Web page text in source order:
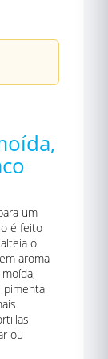
um
é feito
o
aroma
pimenta
ou